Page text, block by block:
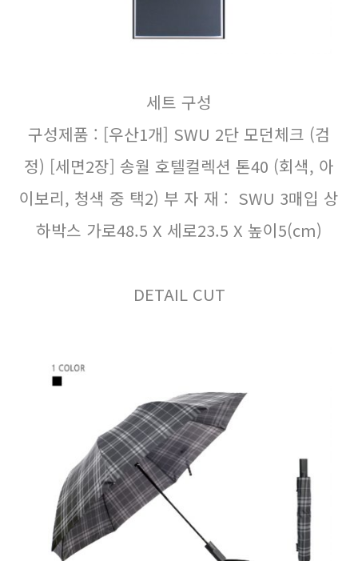
세트 구성
구성제품 : [우산1개] SWU 2단 모던체크 (검
정) [세면2장] 송월 호텔컬렉션 톤40 (회색, 아
이보리, 청색 중 택2) 부 자 재 : SWU 3매입 상
하박스 가로48.5 X 세로23.5 X 높이5(cm)
DETAIL CUT